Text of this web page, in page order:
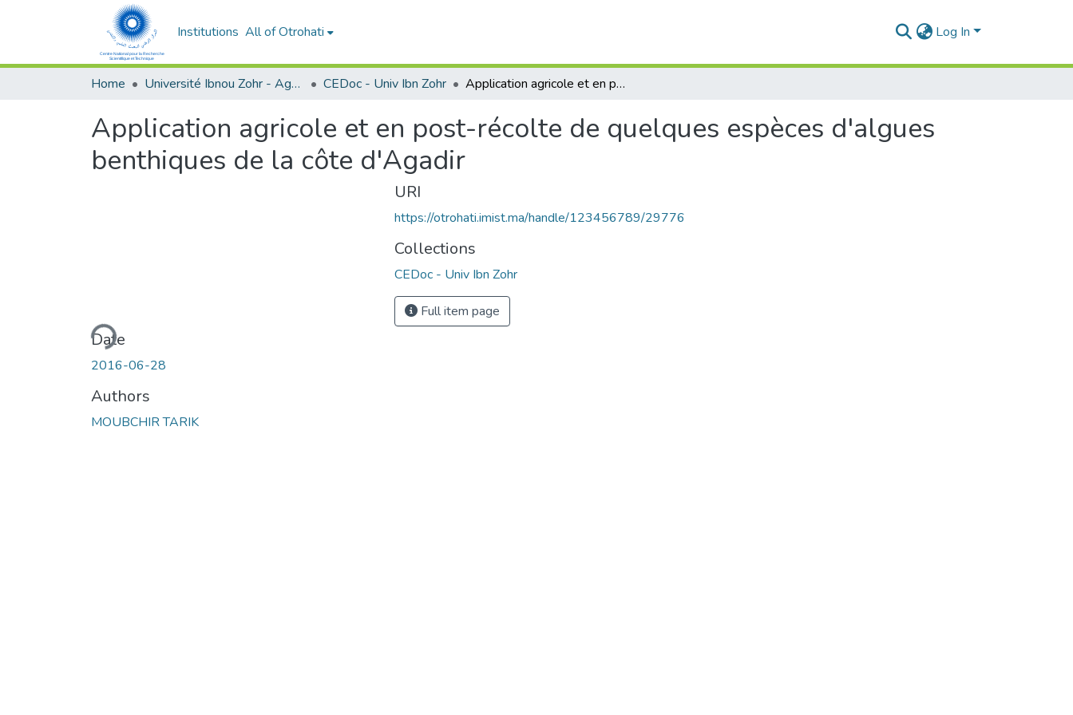
Institutions All of Otrohati Log In
Home Université Ibnou Zohr - Agadir CEDoc - Univ Ibn Zohr Application agricole et en post-récolte de quelques espèces d'algues benthiques de la côte d'Agadir
Application agricole et en post-récolte de quelques espèces d'algues
benthiques de la côte d'Agadir
Loading...
Date
2016-06-28
Authors
MOUBCHIR TARIK
URI
https://otrohati.imist.ma/handle/123456789/29776
Collections
CEDoc - Univ Ibn Zohr
Full item page